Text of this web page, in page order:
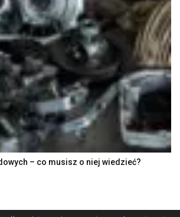
– co musisz o niej wiedzieć?